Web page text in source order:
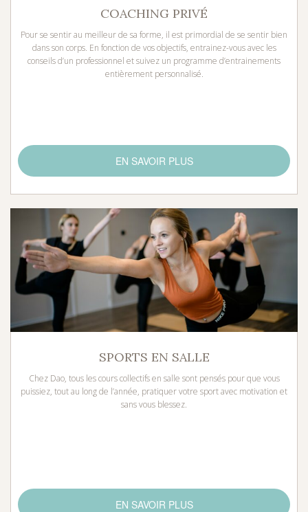
COACHING PRIVÉ
Pour se sentir au meilleur de sa forme, il est primordial de se sentir bien
dans son corps. En fonction de vos objectifs, entrainez-vous avec les
conseils d’un professionnel et suivez un programme d’entrainements
entièrement personnalisé.
EN SAVOIR PLUS
SPORTS EN SALLE
Chez Dao, tous les cours collectifs en salle sont pensés pour que vous
puissiez, tout au long de l’année, pratiquer votre sport avec motivation et
sans vous blessez.
EN SAVOIR PLUS